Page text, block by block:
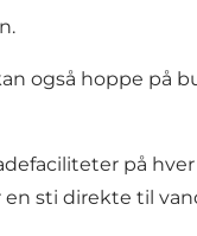
også hoppe på
på hver
en sti direkte til